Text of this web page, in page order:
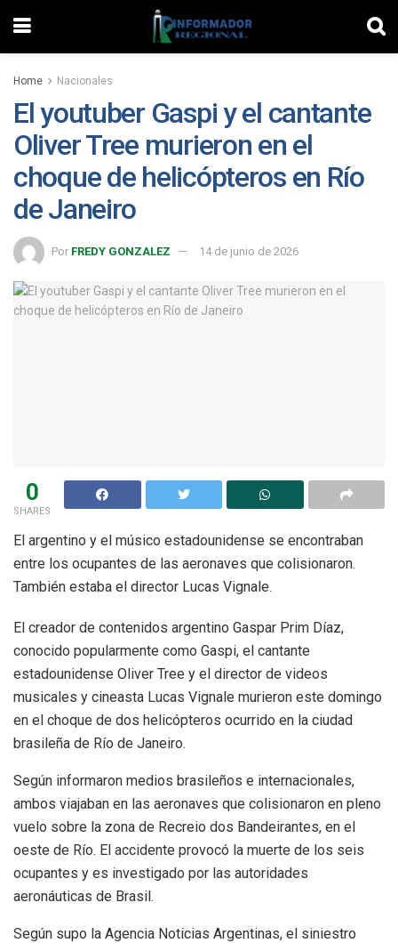
Home Nacionales
El youtuber Gaspi y el cantante
Oliver Tree murieron en el
choque de helicópteros en Río
de Janeiro
Por FREDY GONZALEZ 14 de junio de 2026
0
SHARES
El argentino y el músico estadounidense se encontraban
entre los ocupantes de las aeronaves que colisionaron.
También estaba el director Lucas Vignale.
El creador de contenidos argentino Gaspar Prim Díaz,
conocido popularmente como Gaspi, el cantante
estadounidense Oliver Tree y el director de videos
musicales y cineasta Lucas Vignale murieron este domingo
en el choque de dos helicópteros ocurrido en la ciudad
brasileña de Río de Janeiro.
Según informaron medios brasileños e internacionales,
ambos viajaban en las aeronaves que colisionaron en pleno
vuelo sobre la zona de Recreio dos Bandeirantes, en el
oeste de Río. El accidente provocó la muerte de los seis
ocupantes y es investigado por las autoridades
aeronáuticas de Brasil.
Según supo la Agencia Noticias Argentinas, el siniestro